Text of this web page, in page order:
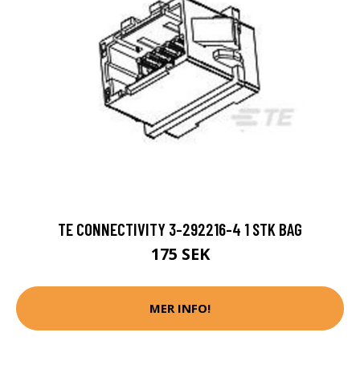
TE CONNECTIVITY 3-292216-4 1 STK BAG
175 SEK
MER INFO!